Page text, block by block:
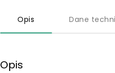
Opis Dane
Opis